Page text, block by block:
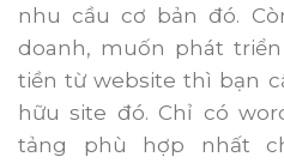
nhu cầu cơ bản đó.
doanh, muốn phát
tiền từ website thì bạn
hữu site đó. Chỉ có
tảng phù hợp nhất